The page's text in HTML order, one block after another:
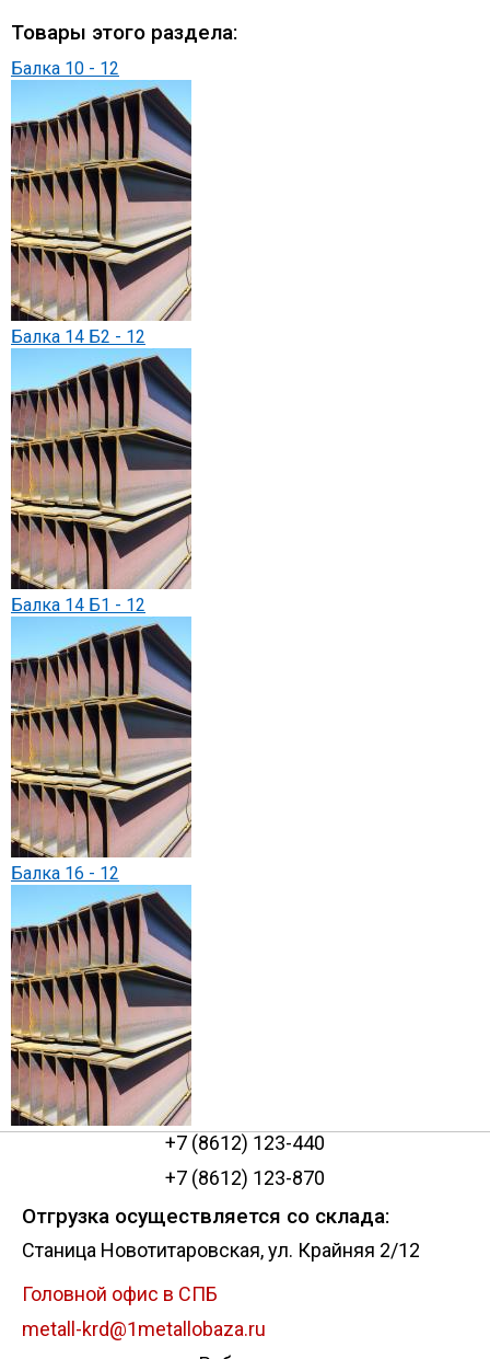
Товары этого раздела:
Балка 10 - 12
Балка 14 Б2 - 12
Балка 14 Б1 - 12
Балка 16 - 12
+7 (8612) 123-440
+7 (8612) 123-870
Отгрузка осуществляется со склада:
Станица Новотитаровская, ул. Крайняя 2/12
Головной офис в СПБ
metall-krd@1metallobaza.ru